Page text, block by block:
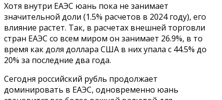
Хотя внутри ЕАЭС юань пока не занимает
значительной доли (1.5% расчетов в 2024 году), его
влияние растет. Так, в расчетах внешней торговли
стран ЕАЭС со всем миром он занимает 26.9%, в то
время как доля доллара США в них упала с 44.5% до
20% за последние два года.
Сегодня российский рубль продолжает
доминировать в ЕАЭС, одновременно юань